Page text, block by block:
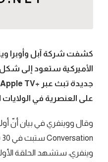
كشفت شركة آبل وأوبرا
الأميركية ستعود إلى
على العنصرية في الولايات
وينفري، ستشهد الحلقة